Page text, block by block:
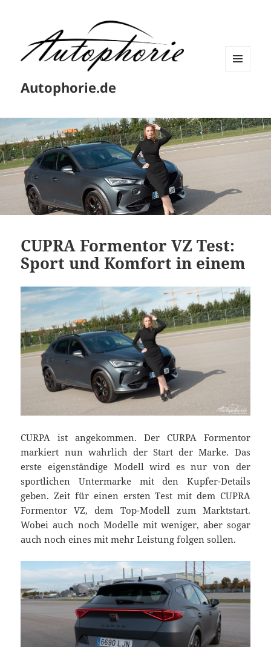
Autophorie.de
CUPRA Formentor VZ Test:
Sport und Komfort in einem
CURPA ist angekommen. Der CURPA Formentor
markiert nun wahrlich der Start der Marke. Das
erste eigenständige Modell wird es nur von der
sportlichen Untermarke mit den Kupfer-Details
geben. Zeit für einen ersten Test mit dem CUPRA
Formentor VZ, dem Top-Modell zum Marktstart.
Wobei auch noch Modelle mit weniger, aber sogar
auch noch eines mit mehr Leistung folgen sollen.